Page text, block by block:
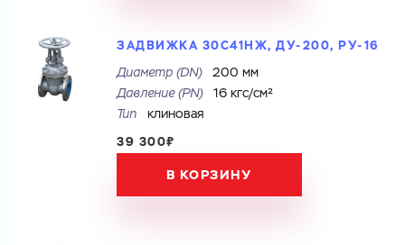
ЗАДВИЖКА 30С41НЖ, ДУ-200, РУ-16
Диаметр (DN)
200 мм
Давление (PN)
16 кгс/см²
Тип
клиновая
39 300₽
В КОРЗИНУ